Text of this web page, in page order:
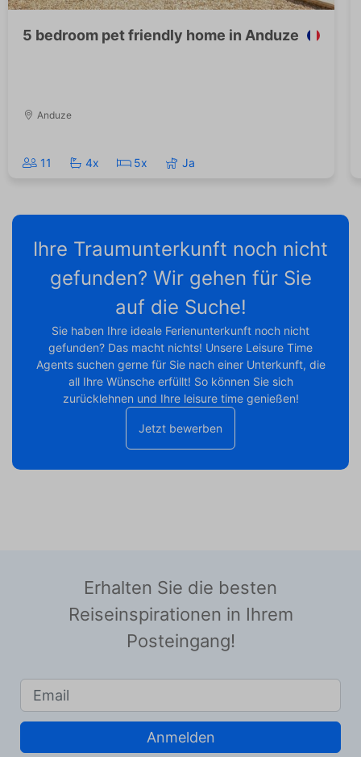
5 bedroom pet friendly home in Anduze
Anduze
11 4x 5x Ja
Ihre Traumunterkunft noch nicht
gefunden? Wir gehen für Sie
auf die Suche!
Sie haben Ihre ideale Ferienunterkunft noch nicht
gefunden? Das macht nichts! Unsere Leisure Time
Agents suchen gerne für Sie nach einer Unterkunft, die
all Ihre Wünsche erfüllt! So können Sie sich
zurücklehnen und Ihre leisure time genießen!
Jetzt bewerben
Erhalten Sie die besten
Reiseinspirationen in Ihrem
Posteingang!
Anmelden